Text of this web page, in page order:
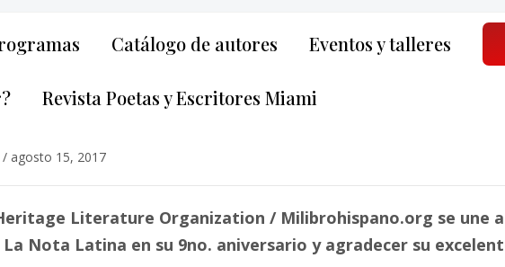
Catálogo de autores Eventos y talleres
Revista Poetas y Escritores Miami
agosto 15, 2017
Literature Organization / Milibrohispano.org se une
Nota Latina en su 9no. aniversario y agradecer su